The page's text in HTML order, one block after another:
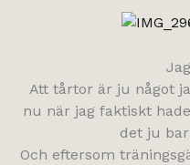
Att tårtor är ju något
nu när jag faktiskt
det ju
Och eftersom